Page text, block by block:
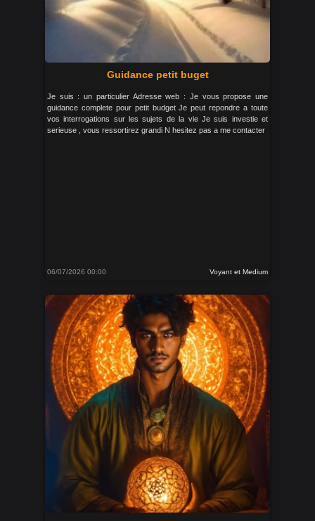
Guidance petit buget
Je suis : un particulier Adresse web : Je vous propose une
guidance complete pour petit budget Je peut repondre a toute
vos interrogations sur les sujets de la vie Je suis investie et
serieuse , vous ressortirez grandi N hesitez pas a me contacter
06/07/2026 00:00 Voyant et Medium